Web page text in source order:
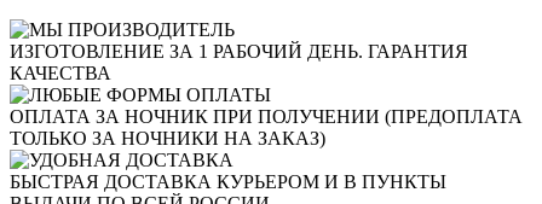
ИЗГОТОВЛЕНИЕ ЗА 1 РАБОЧИЙ ДЕНЬ. ГАРАНТИЯ
КАЧЕСТВА
ОПЛАТА ЗА НОЧНИК ПРИ ПОЛУЧЕНИИ (ПРЕДОПЛАТА
ТОЛЬКО ЗА НОЧНИКИ НА ЗАКАЗ)
БЫСТРАЯ ДОСТАВКА КУРЬЕРОМ И В ПУНКТЫ